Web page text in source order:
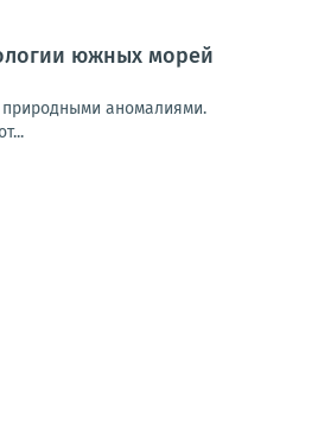
южных морей
природными аномалиями.